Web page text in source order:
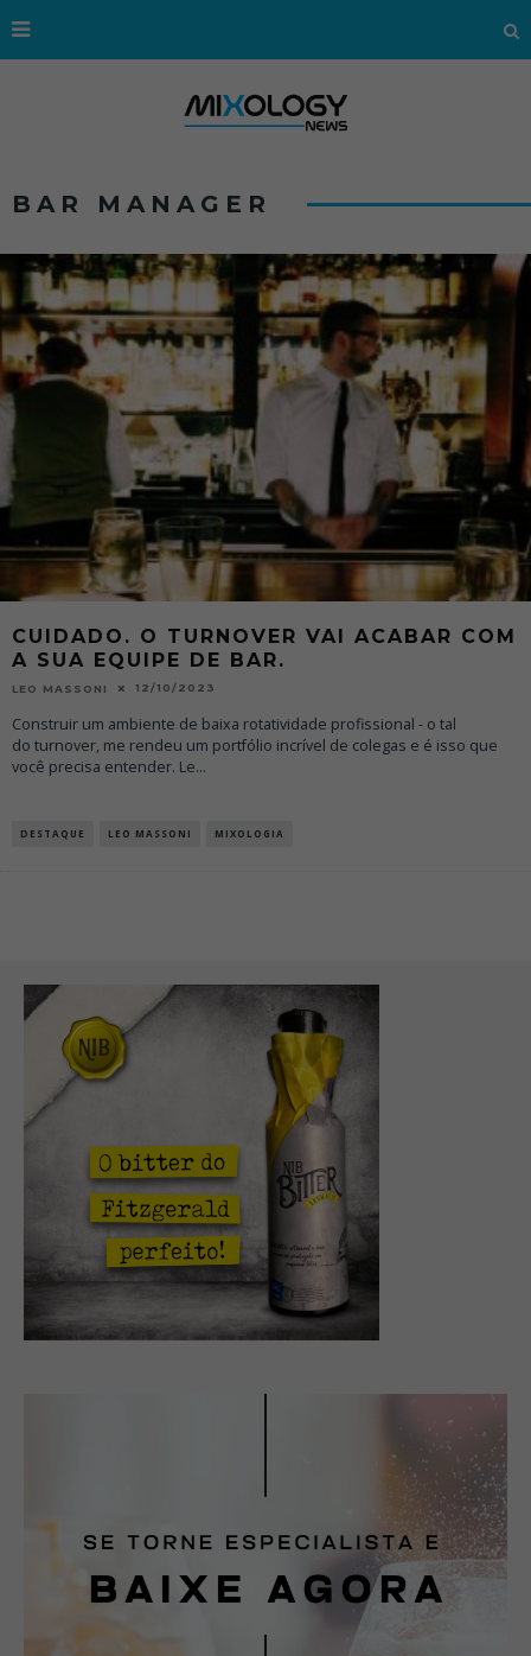
BAR MANAGER
CUIDADO. O TURNOVER VAI ACABAR COM
A SUA EQUIPE DE BAR.
LEO MASSONI 12/10/2023
Construir um ambiente de baixa rotatividade profissional - o tal
do turnover, me rendeu um portfólio incrível de colegas e é isso que
você precisa entender. Le...
DESTAQUE LEO MASSONI MIXOLOGIA